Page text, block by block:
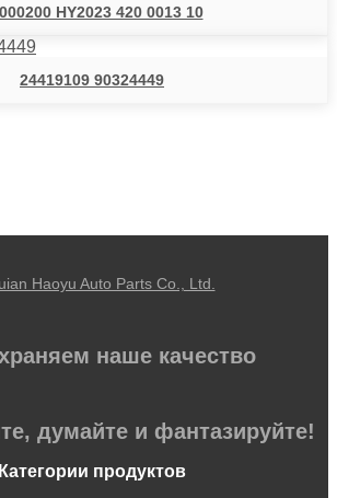
HY2023 420 0013 10
24419109 90324449
наше качество
думайте и фантазируйте!
Категории продуктов